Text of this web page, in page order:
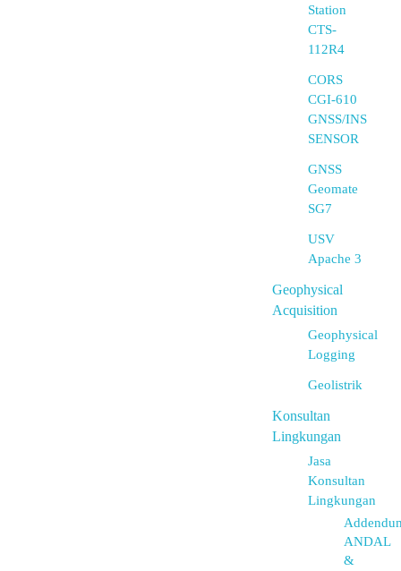
Station
CTS-
112R4
CORS
CGI-610
GNSS/INS
SENSOR
GNSS
Geomate
SG7
USV
Apache 3
Geophysical
Acquisition
Geophysical
Logging
Geolistrik
Konsultan
Lingkungan
Jasa
Konsultan
Lingkungan
ANDAL
&